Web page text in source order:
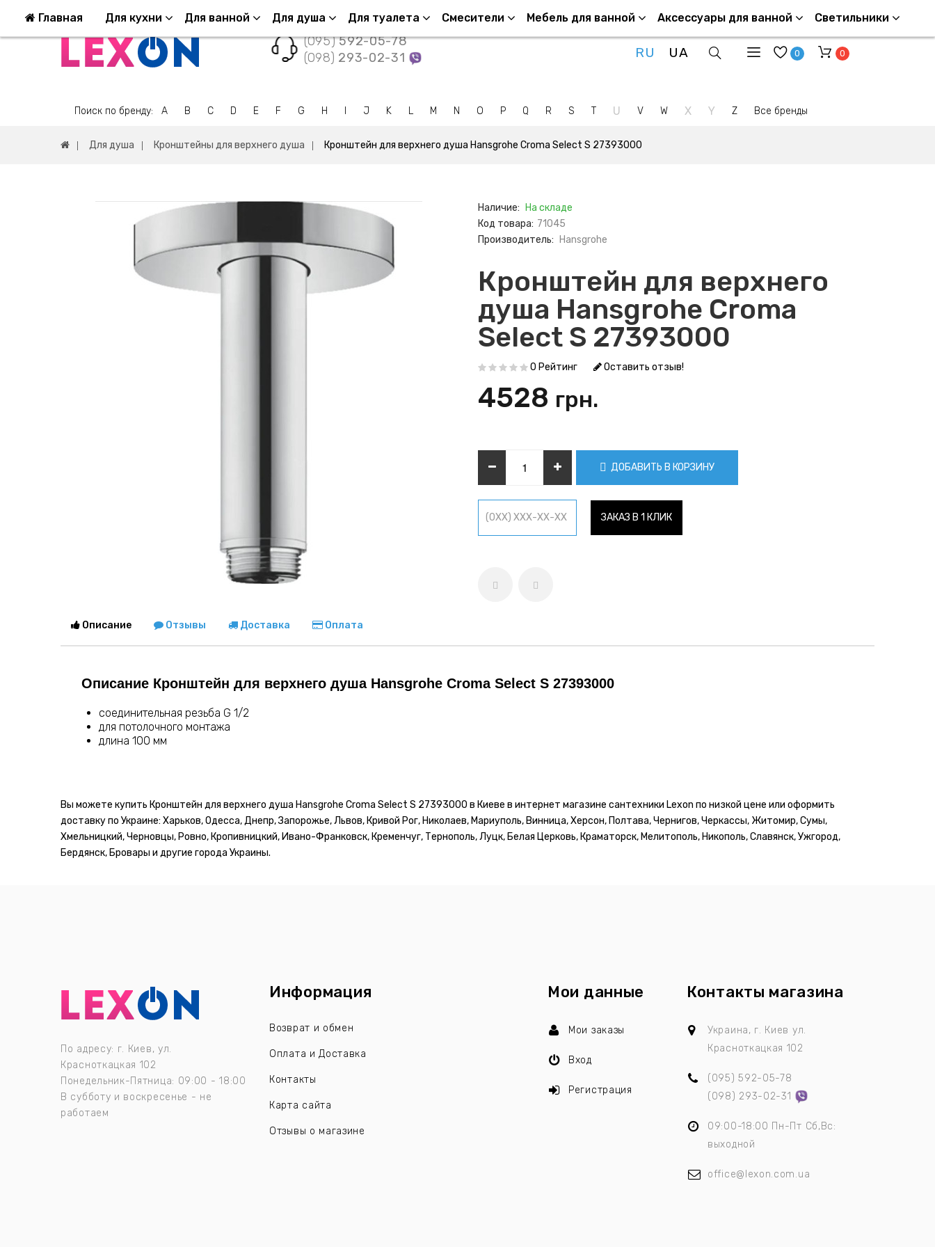
Оплата и Доставка
(095)592-05-78
(098) 293-02-31 RU UA 0 0
Главная Для кухни Для ванной Для душа Для туалета Смесители Мебель для ванной Аксессуары для ванной Светильники
Поиск по бренду: A B C D E F G H J K L M N O P Q R S T U V W X Y Z Все бренды
Для душа Кронштейны для верхнего душа Кронштейн для верхнего душа Hansgrohe Croma Select S 27393000
Наличие:
На складе
Код товара: 71045
Производитель:
Hansgrohe
Кронштейн для верхнего
душа Hansgrohe Croma
Select S 27393000
0 Рейтинг Оставить отзыв!
4528 грн.
ДОБАВИТЬ В КОРЗИНУ
ЗАКАЗ В 1 КЛИК
Описание Отзывы Доставка Оплата
Описание Кронштейн для верхнего душа Hansgrohe Croma Select S 27393000
соединительная резьба G 1/2
для потолочного монтажа
длина 100 мм
Вы можете купить Кронштейн для верхнего душа Hansgrohe Croma Select S 27393000 в Киеве в интернет магазине сантехники Lexon по низкой цене или оформить
доставку по Украине: Харьков, Одесса, Днепр, Запорожье, Львов, Кривой Рог, Николаев, Мариуполь, Винница, Херсон, Полтава, Чернигов, Черкассы, Житомир, Сумы,
Хмельницкий, Черновцы, Ровно, Кропивницкий, Ивано-Франковск, Кременчуг, Тернополь, Луцк, Белая Церковь, Краматорск, Мелитополь, Никополь, Славянск, Ужгород,
Бердянск, Бровары и другие города Украины.
По адресу: г. Киев, ул.
Красноткацкая 102
Понедельник-Пятница: 09:00 - 18:00
В субботу и воскресенье - не
работаем
Информация
Возврат и обмен
Оплата и Доставка
Контакты
Карта сайта
Отзывы о магазине
Мои данные
Мои заказы
Вход
Регистрация
Контакты магазина
Украина, г. Киев ул.
Красноткацкая 102
(095) 592-05-78
(098) 293-02-31
09:00-18:00 Пн-Пт Сб,Вс:
выходной
office@lexon.com.ua